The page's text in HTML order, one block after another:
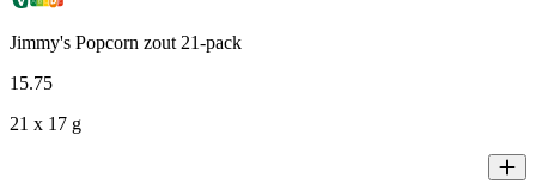
Jimmy's Popcorn zout 21-pack
15.75
21 x 17 g